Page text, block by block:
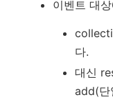
이벤트 대상
다.
대신
add(단